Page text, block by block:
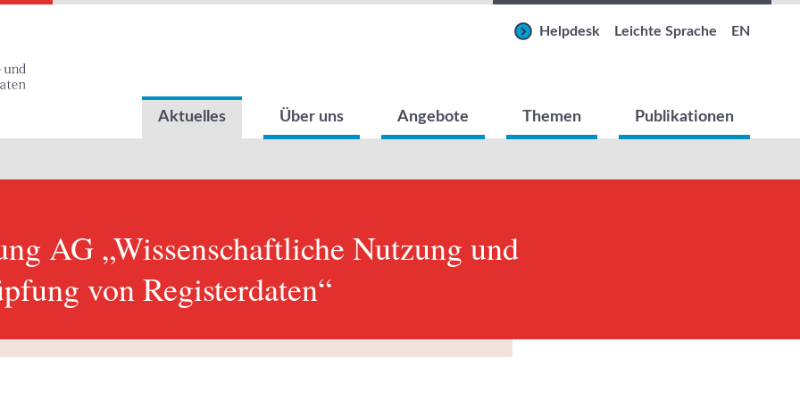
Aktuelles Über uns Angebote Themen Publikationen
Helpdesk Leichte Sprache EN
AG „Wissenschaftliche Nutzung und
von Registerdaten“